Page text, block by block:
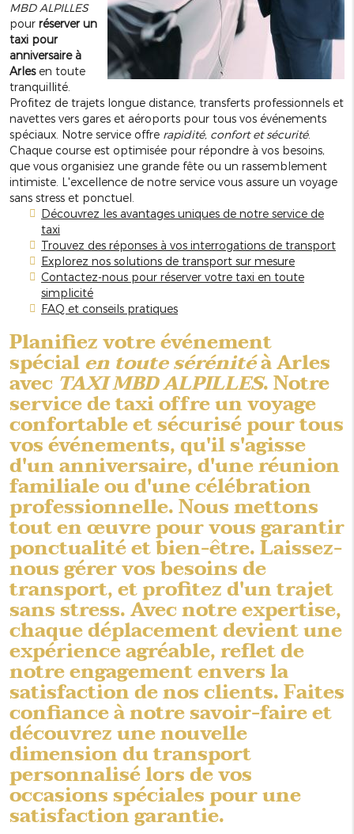
MBD ALPILLES
pour réserver un
taxi pour
anniversaire à
Arlesen toute
tranquillité.
Profitez de trajets longue distance, transferts professionnels et
navettes vers gares et aéroports pour tous vos événements
spéciaux. Notre service offre rapidité, confort et sécurité.
Chaque course est optimisée pour répondre à vos besoins,
que vous organisiez une grande fête ou un rassemblement
intimiste. L'excellence de notre service vous assure un voyage
sans stress et ponctuel.
Découvrez les avantages uniques de notre service de
taxi
Trouvez des réponses à vos interrogations de transport
Explorez nos solutions de transport sur mesure
Contactez-nous pour réserver votre taxi en toute
simplicité
FAQ et conseils pratiques
Planifiez votre événement
spécialen toute sérénitéà Arles
avec TAXI MBD ALPILLES. Notre
service de taxi offre un voyage
confortable et sécurisé pour tous
vos événements, qu'il s'agisse
d'un anniversaire, d'une réunion
familiale ou d'une célébration
professionnelle. Nous mettons
tout en œuvre pour vous garantir
ponctualité et bien-être. Laissez-
nous gérer vos besoins de
transport, et profitez d'un trajet
sans stress. Avec notre expertise,
chaque déplacement devient une
expérience agréable, reflet de
notre engagement envers la
satisfaction de nos clients. Faites
confiance à notre savoir-faire et
découvrez une nouvelle
dimension du transport
personnalisé lors de vos
occasions spéciales pour une
satisfaction garantie.